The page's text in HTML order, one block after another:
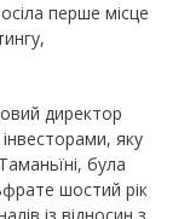
перше місце
директор
яку
була
шостий рік